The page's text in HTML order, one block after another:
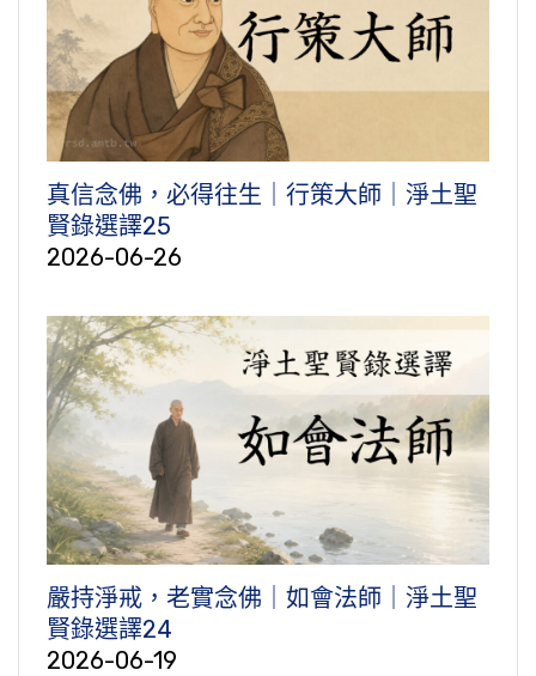
真信念佛，必得往生｜行策大師｜淨土聖
賢錄選譯25
2026-06-26
嚴持淨戒，老實念佛｜如會法師｜淨土聖
賢錄選譯24
2026-06-19